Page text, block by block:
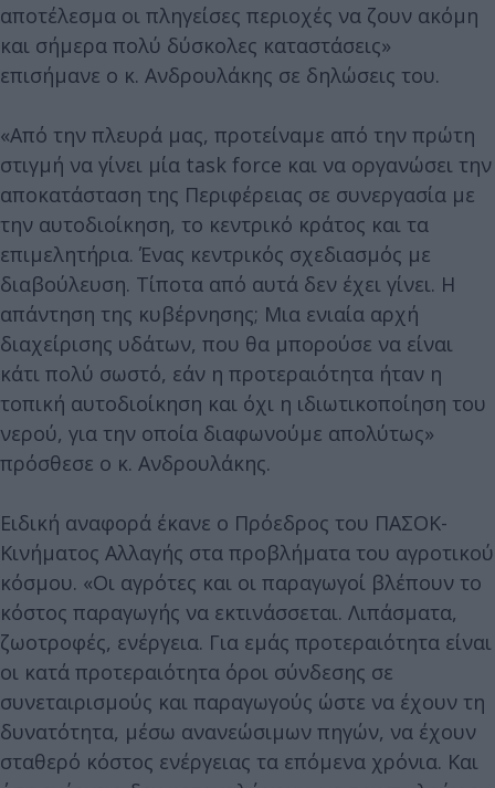
αποτέλεσμα οι πληγείσες περιοχές να ζουν ακόμη
και σήμερα πολύ δύσκολες καταστάσεις»
επισήμανε ο κ. Ανδρουλάκης σε δηλώσεις του.
«Από την πλευρά μας, προτείναμε από την πρώτη
στιγμή να γίνει μία task force και να οργανώσει την
αποκατάσταση της Περιφέρειας σε συνεργασία με
την αυτοδιοίκηση, το κεντρικό κράτος και τα
επιμελητήρια. Ένας κεντρικός σχεδιασμός με
διαβούλευση. Τίποτα από αυτά δεν έχει γίνει. Η
απάντηση της κυβέρνησης; Μια ενιαία αρχή
διαχείρισης υδάτων, που θα μπορούσε να είναι
κάτι πολύ σωστό, εάν η προτεραιότητα ήταν η
τοπική αυτοδιοίκηση και όχι η ιδιωτικοποίηση του
νερού, για την οποία διαφωνούμε απολύτως»
πρόσθεσε ο κ. Ανδρουλάκης.
Ειδική αναφορά έκανε ο Πρόεδρος του ΠΑΣΟΚ-
Κινήματος Αλλαγής στα προβλήματα του αγροτικού
κόσμου. «Οι αγρότες και οι παραγωγοί βλέπουν το
κόστος παραγωγής να εκτινάσσεται. Λιπάσματα,
ζωοτροφές, ενέργεια. Για εμάς προτεραιότητα είναι
οι κατά προτεραιότητα όροι σύνδεσης σε
συνεταιρισμούς και παραγωγούς ώστε να έχουν τη
δυνατότητα, μέσω ανανεώσιμων πηγών, να έχουν
σταθερό κόστος ενέργειας τα επόμενα χρόνια. Και